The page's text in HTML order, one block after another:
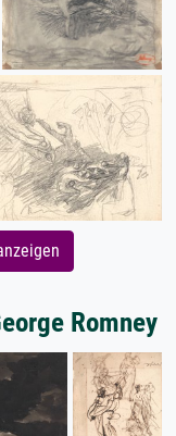
Romney